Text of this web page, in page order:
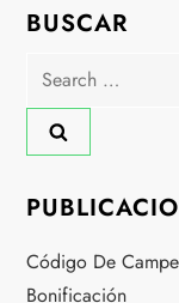
a
g
i
n
a
BUSCAR
Search
for:
Código De
Bonificación